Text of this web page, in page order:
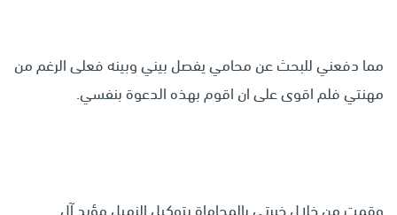
مما دفعني للبحث عن محامي يفصل بيني وبينه فعلى الرغم من
مهنتي فلم اقوى على ان اقوم بهذه الدعوة بنفسي.
وقمت من خلال خبرتي بالمحاماة بتوكيل الزميل مؤيد آل